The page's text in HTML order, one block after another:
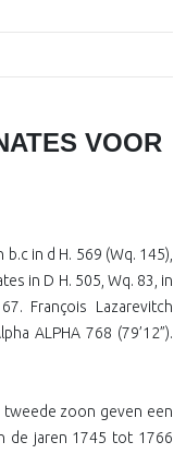
VOOR
in d H. 569 (Wq. 145),
in D H. 505, Wq. 83, in
François Lazarevitch
ALPHA 768 (79’12”).
tweede zoon geven een
de jaren 1745 tot 1766